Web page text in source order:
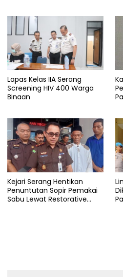
Lapas Kelas IIA Serang
Screening HIV 400 Warga
Binaan
Kejari Serang Hentikan
Penuntutan Sopir Pemakai
Sabu Lewat Restorative